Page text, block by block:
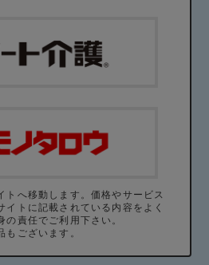
トへ移動します。価格やサービス
イトに記載されている内容をよく
の責任でご利用下さい。
もございます。